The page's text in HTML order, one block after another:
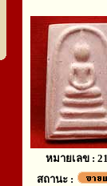
หมายเลข :
สถานะ :